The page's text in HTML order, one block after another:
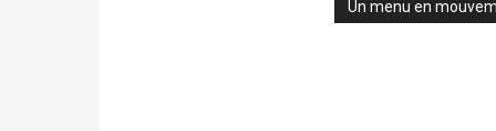
Un menu en